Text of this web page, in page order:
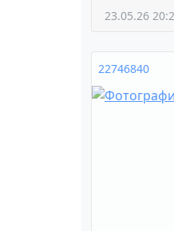
23.05.26
22746840